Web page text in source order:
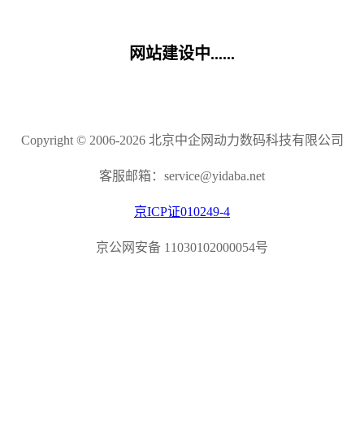
网站建设中......
Copyright © 2006-2026 北京中企网动力数码科技有限公司
客服邮箱：service@yidaba.net
京ICP证010249-4
京公网安备 11030102000054号